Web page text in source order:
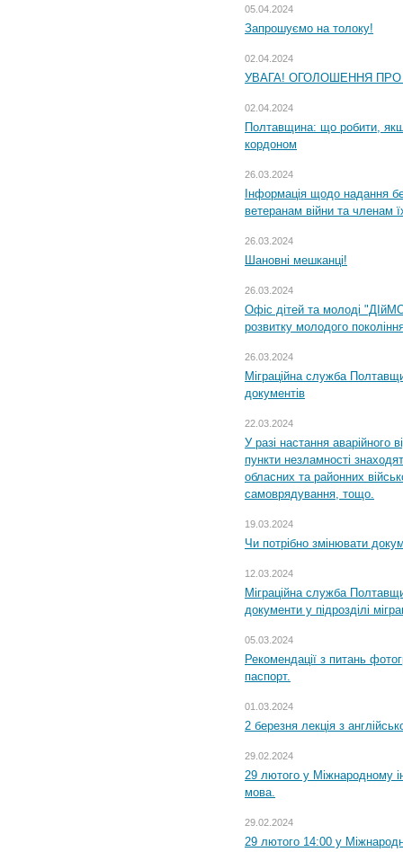
05.04.2024
Запрошуємо на толоку!
02.04.2024
УВАГА! ОГОЛОШЕННЯ
02.04.2024
Полтавщина: що робити,
кордоном
26.03.2024
Інформація щодо надання
ветеранам війни та членам
26.03.2024
Шановні мешканці!
26.03.2024
Офіс дітей та молоді
розвитку молодого
26.03.2024
Міграційна служба
документів
22.03.2024
У разі настання аварійного
пункти незламності
обласних та районних
самоврядування, тощо.
19.03.2024
Чи потрібно змінювати
12.03.2024
Міграційна служба
документи у підрозділі
05.03.2024
Рекомендації з питань
паспорт.
01.03.2024
2 березня лекція з
29.02.2024
29 лютого у Міжнародному
мова.
29.02.2024
29 лютого 14:00 у